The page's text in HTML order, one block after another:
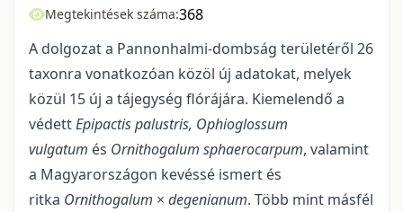
Megtekintések száma:368
A dolgozat a Pannonhalmi-dombság területéről 26
taxonra vonatkozóan közöl új adatokat, melyek
közül 15 új a tájegység flórájára. Kiemelendő a
védettEpipactis palustris, Ophioglossum
vulgatum és Ornithogalum sphaerocarpum, valamint
a Magyarországon kevéssé ismert és
ritka Ornithogalum × degenianum. Több mint másfél